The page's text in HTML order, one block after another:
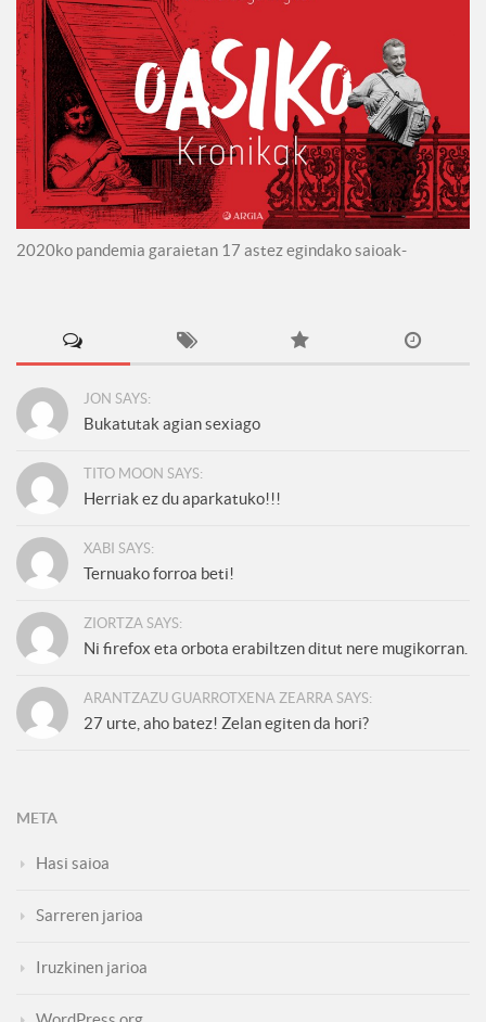
2020ko pandemia garaietan 17 astez egindako saioak-
JON SAYS:
Bukatutak agian sexiago
TITO MOON SAYS:
Herriak ez du aparkatuko!!!
XABI SAYS:
Ternuako forroa beti!
ZIORTZA SAYS:
Ni firefox eta orbota erabiltzen ditut nere mugikorran.
ARANTZAZU GUARROTXENA ZEARRA SAYS:
27 urte, aho batez! Zelan egiten da hori?
META
Hasi saioa
Sarreren jarioa
Iruzkinen jarioa